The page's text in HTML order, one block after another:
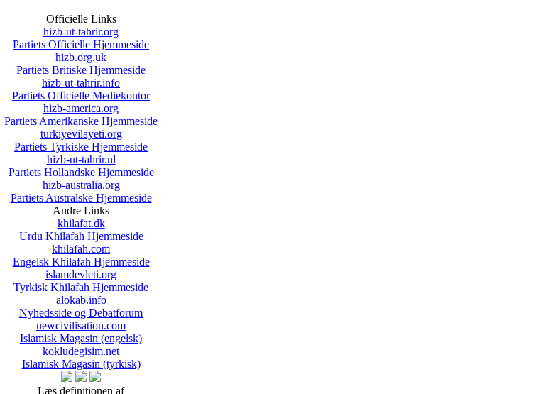
Officielle Links
hizb-ut-tahrir.org
Partiets Officielle Hjemmeside
hizb.org.uk
Partiets Britiske Hjemmeside
hizb-ut-tahrir.info
Partiets Officielle Mediekontor
hizb-america.org
Partiets Amerikanske Hjemmeside
turkiyevilayeti.org
Partiets Tyrkiske Hjemmeside
hizb-ut-tahrir.nl
Partiets Hollandske Hjemmeside
hizb-australia.org
Partiets Australske Hjemmeside
Andre Links
khilafat.dk
Urdu Khilafah Hjemmeside
khilafah.com
Engelsk Khilafah Hjemmeside
islamdevleti.org
Tyrkisk Khilafah Hjemmeside
alokab.info
Nyhedsside og Debatforum
newcivilisation.com
Islamisk Magasin (engelsk)
kokludegisim.net
Islamisk Magasin (tyrkisk)
Læs definitionen af